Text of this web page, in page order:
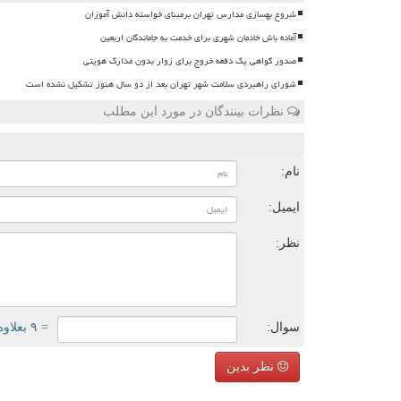
شروع بهسازی مدارس تهران برمبنای خواسته دانش آموزان
آماده باش خادمان شهری برای خدمت به جاماندگان اربعین
صدور گواهی یک دفعه خروج برای زوار بدون مدارک هویتی
شورای راهبردی سلامت شهر تهران بعد از دو سال هنوز تشکیل نشده است
نظرات بینندگان در مورد این مطلب
نام:
ایمیل:
نظر:
سوال: = ۹ بعلاوه ۱
نظر بدین